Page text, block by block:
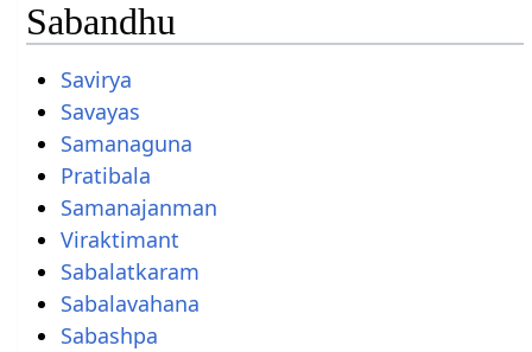
Sabandhu
Savirya
Savayas
Samanaguna
Pratibala
Samanajanman
Viraktimant
Sabalatkaram
Sabalavahana
Sabashpa